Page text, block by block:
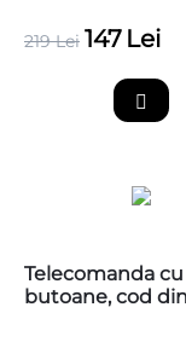
219 Lei 147 Lei
Telecomanda
butoane, cod